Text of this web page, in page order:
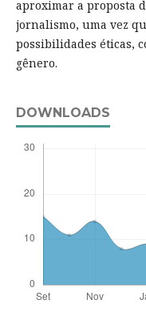
aproximar a proposta
jornalismo, uma vez
possibilidades éticas,
gênero.
DOWNLOADS